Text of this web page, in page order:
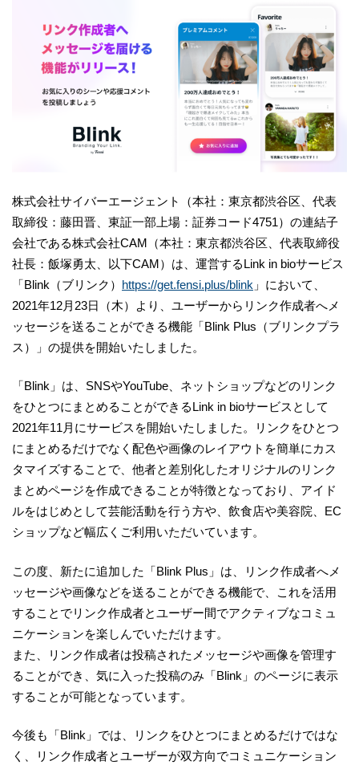
株式会社サイバーエージェント（本社：東京都渋谷区、代表
取締役：藤田晋、東証一部上場：証券コード4751）の連結子
会社である株式会社CAM（本社：東京都渋谷区、代表取締役
社長：飯塚勇太、以下CAM）は、運営するLink in bioサービス
「Blink（ブリンク） https://get.fensi.plus/blink 」において、
2021年12月23日（木）より、ユーザーからリンク作成者へメ
ッセージを送ることができる機能「Blink Plus（ブリンクプラ
ス）」の提供を開始いたしました。
「Blink」は、SNSやYouTube、ネットショップなどのリンク
をひとつにまとめることができるLink in bioサービスとして
2021年11月にサービスを開始いたしました。リンクをひとつ
にまとめるだけでなく配色や画像のレイアウトを簡単にカス
タマイズすることで、他者と差別化したオリジナルのリンク
まとめページを作成できることが特徴となっており、アイド
ルをはじめとして芸能活動を行う方や、飲食店や美容院、EC
ショップなど幅広くご利用いただいています。
この度、新たに追加した「Blink Plus」は、リンク作成者へメ
ッセージや画像などを送ることができる機能で、これを活用
することでリンク作成者とユーザー間でアクティブなコミュ
ニケーションを楽しんでいただけます。
また、リンク作成者は投稿されたメッセージや画像を管理す
ることができ、気に入った投稿のみ「Blink」のページに表示
することが可能となっています。
今後も「Blink」では、リンクをひとつにまとめるだけではな
く、リンク作成者とユーザーが双方向でコミュニケーション